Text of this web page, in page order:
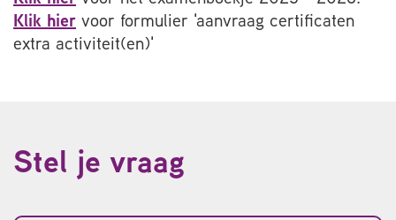
Klik hier voor formulier 'aanvraag certificaten
extra activiteit(en)'
Stel je vraag